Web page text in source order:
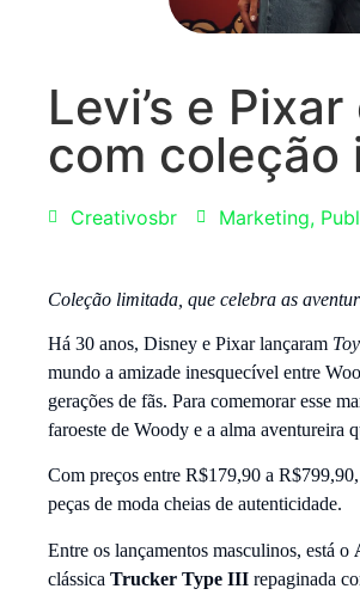
Levi’s e
com coleção
Creativosbr Marketing,
Coleção limitada, que celebra as
Há 30 anos, Disney e Pixar lançaram
mundo a amizade inesquecível entre
gerações de fãs. Para comemorar esse
faroeste de Woody e a alma aventureira
Com preços entre R$179,90 a
peças de moda cheias de autenticidade.
Entre os lançamentos masculinos, está o
clássica Trucker Type III repaginada